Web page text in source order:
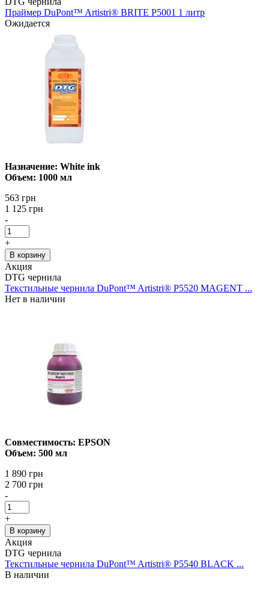
Праймер DuPont™ Artistri® BRITE P5001 1 литр
Ожидается
Назначение: White ink
Объем: 1000 мл
563 грн
1 125 грн
-
+
В корзину
Акция
DTG чернила
Текстильные чернила DuPont™ Artistri® P5520 MAGENT ...
Нет в наличии
Совместимость: EPSON
Объем: 500 мл
1 890 грн
2 700 грн
-
+
В корзину
Акция
DTG чернила
Текстильные чернила DuPont™ Artistri® P5540 BLACK ...
В наличии